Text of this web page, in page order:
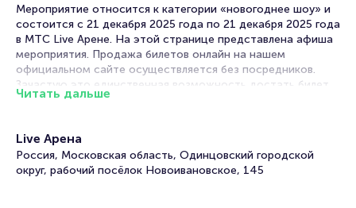
Мероприятие относится к категории «новогоднее шоу» и
состоится с 21 декабря 2025 года по 21 декабря 2025 года
в МТС Live Арене. На этой странице представлена афиша
мероприятия. Продажа билетов онлайн на нашем
официальном сайте осуществляется без посредников.
Зачастую это единственная возможность достать билет
на новогоднее шоу.
Лепсом
Читать дальше
Live Арена
Россия, Московская область, Одинцовский городской
округ, рабочий посёлок Новоивановское, 145